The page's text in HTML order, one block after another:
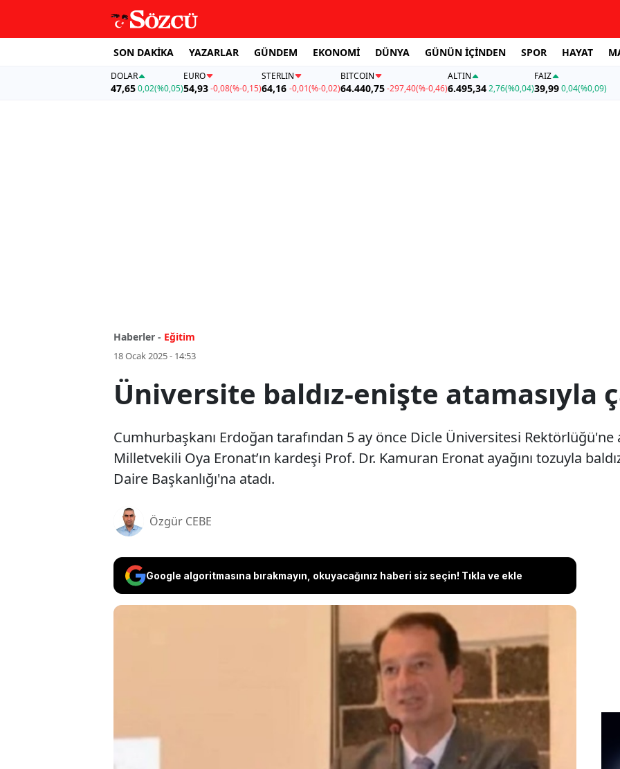
SON DAKİKA YAZARLAR GÜNDEM EKONOMİ DÜNYA GÜNÜN İÇİNDEN SPOR HAYAT
DOLAR
47,650,02(%0,05)
EURO
54,93 -0,08(%-0,15)
STERLIN
64,16 -0,01(%-0,02)
BITCOIN
64.440,75-297,40(%-0,46)
ALTIN
6.495,342,76(%0,04)
FAİZ
39,990,04(%0,09)
Haberler - Eğitim
18 Ocak 2025 - 14:53
Üniversite baldız-enişte atamasıyla
Cumhurbaşkanı Erdoğan tarafından 5 ay önce Dicle Üniversitesi Rektörlüğü'ne
Milletvekili Oya Eronat’ın kardeşi Prof. Dr. Kamuran Eronat ayağını tozuyla
Daire Başkanlığı'na atadı.
Özgür CEBE
Google algoritmasına bırakmayın, okuyacağınız haberi siz seçin! Tıkla ve ekle
Cumhurbaşkanı Erdoğan tarafından 5 ay önce Dicle Üniversitesi
Rektörlüğü'ne atanan AKP eski Diyarbakır Milletvekili Oya
Eronat’ın kardeşi Prof. Dr. Kamuran Eronat ayağını tozuyla
baldızı Gelavuj Akkoç’u Yapı İşleri Daire Başkanlığı'na atadı.